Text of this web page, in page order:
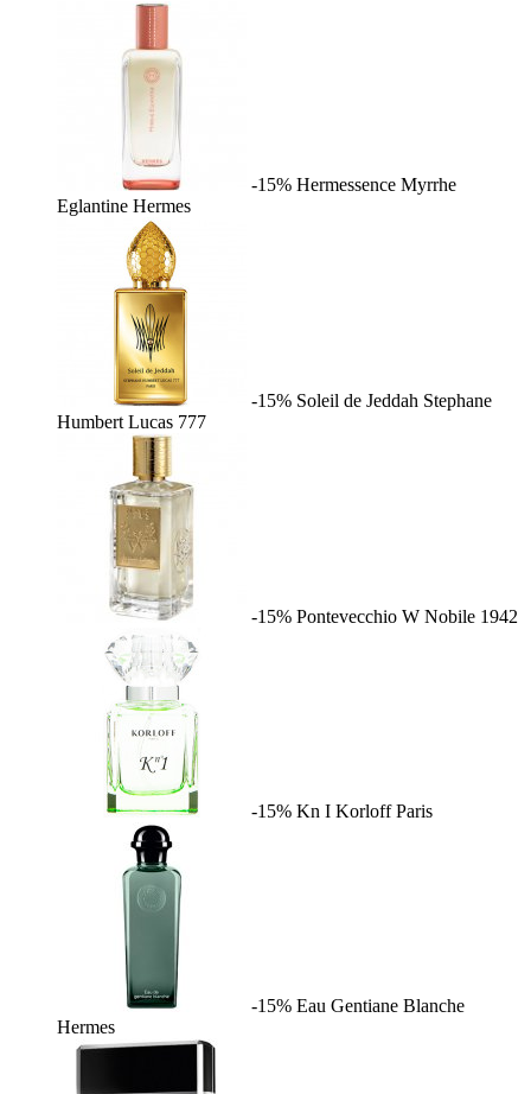
-15% Hermessence Myrrhe
Eglantine Hermes
-15% Soleil de Jeddah Stephane
Humbert Lucas 777
-15% Pontevecchio W Nobile 1942
-15% Kn I Korloff Paris
-15% Eau Gentiane Blanche
Hermes